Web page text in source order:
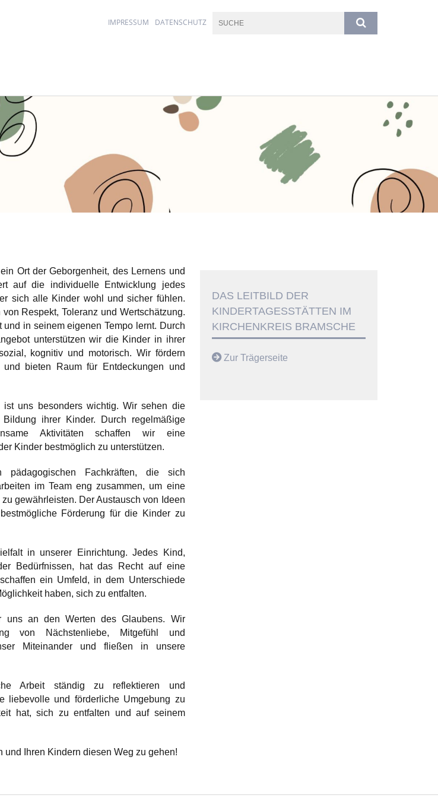
IMPRESSUM DATENSCHUTZ
Ort der Geborgenheit, des Lernens und
auf die individuelle Entwicklung jedes
sich alle Kinder wohl und sicher fühlen.
Respekt, Toleranz und Wertschätzung.
in seinem eigenen Tempo lernt. Durch
unterstützen wir die Kinder in ihrer
kognitiv und motorisch. Wir fördern
und bieten Raum für Entdeckungen und
uns besonders wichtig. Wir sehen die
ihrer Kinder. Durch regelmäßige
Aktivitäten schaffen wir eine
Kinder bestmöglich zu unterstützen.
pädagogischen Fachkräften, die sich
im Team eng zusammen, um eine
gewährleisten. Der Austausch von Ideen
Förderung für die Kinder zu
in unserer Einrichtung. Jedes Kind,
Bedürfnissen, hat das Recht auf eine
ein Umfeld, in dem Unterschiede
haben, sich zu entfalten.
uns an den Werten des Glaubens. Wir
von Nächstenliebe, Mitgefühl und
Miteinander und fließen in unsere
Arbeit ständig zu reflektieren und
liebevolle und förderliche Umgebung zu
hat, sich zu entfalten und auf seinem
und Ihren Kindern diesen Weg zu gehen!
DAS LEITBILD DER
KINDERTAGESSTÄTTEN IM
KIRCHENKREIS BRAMSCHE
Zur Trägerseite